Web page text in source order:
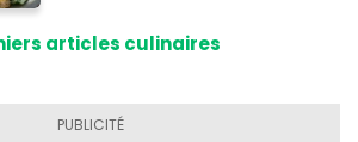
articles culinaires